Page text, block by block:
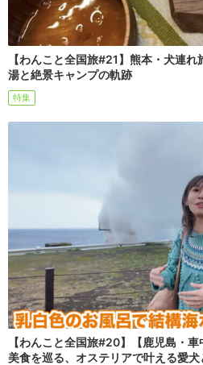
【わんこと全国旅#21】熊本・犬連
湯と絶景キャンプの軌跡
特集
【わんこと全国旅#20】【鹿児島・
美食を巡る、オステリアで叶える愛犬